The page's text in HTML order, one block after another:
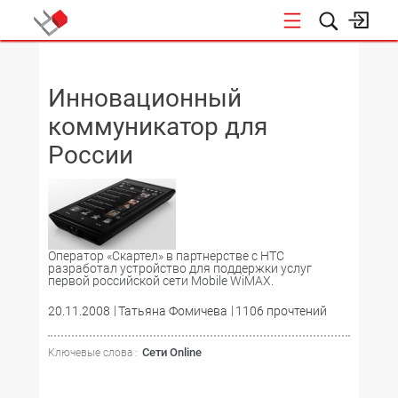
Инновационный
коммуникатор для
России
Оператор «Скартел» в партнерстве с НТС
разработал устройство для поддержки услуг
первой российской сети Mobile WiMAX.
20.11.2008 Татьяна Фомичева 1106 прочтений
Ключевые слова : Сети Online